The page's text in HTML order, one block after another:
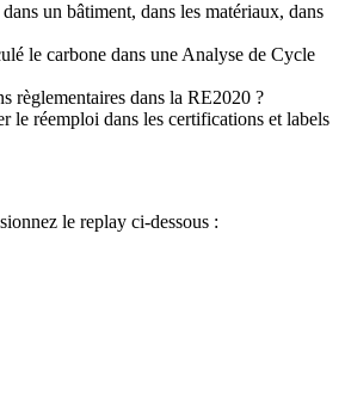
un bâtiment, dans les matériaux, dans
le carbone dans une Analyse de Cycle
règlementaires dans la RE2020 ?
le réemploi dans les certifications et labels
le replay ci-dessous :